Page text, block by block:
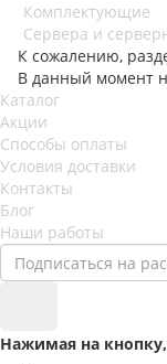
Комплектующие
Сервера и
К сожалению,
В данный момент
Каталог
Акции
Способы оплаты
Условия доставки
Контакты
Блог
Наши работы
Нажимая на